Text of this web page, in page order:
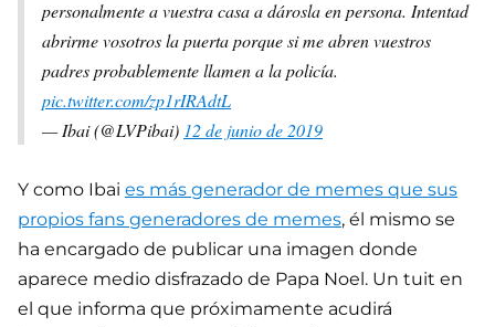
personalmente a vuestra casa a dárosla en persona. Intentad
abrirme vosotros la puerta porque si me abren vuestros
padres probablemente llamen a la policía.
pic.twitter.com/zp1rIRAdtL
— Ibai (@LVPibai) 12 de junio de 2019
Y como Ibai es más generador de memes que sus
propios fans generadores de memes, él mismo se
ha encargado de publicar una imagen donde
aparece medio disfrazado de Papa Noel. Un tuit en
el que informa que próximamente acudirá